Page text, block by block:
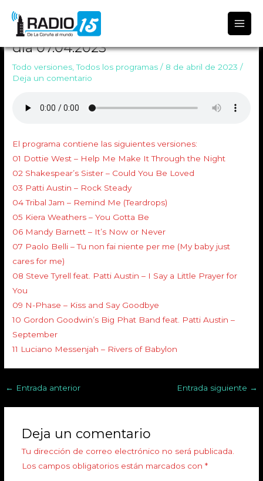
TODO VERSIONES 1638 Emitido el
día 07.04.2023
Todo versiones ,Todos los programas / 8 de abril de 2023/
Deja un comentario
El programa contiene las siguientes versiones:
01 Dottie West – Help Me Make It Through the Night
02 Shakespear’s Sister – Could You Be Loved
03 Patti Austin – Rock Steady
04 Tribal Jam – Remind Me (Teardrops)
05 Kiera Weathers – You Gotta Be
06 Mandy Barnett – It’s Now or Never
07 Paolo Belli – Tu non fai niente per me (My baby just
cares for me)
08 Steve Tyrell feat. Patti Austin – I Say a Little Prayer for
You
09 N-Phase – Kiss and Say Goodbye
10 Gordon Goodwin’s Big Phat Band feat. Patti Austin –
September
11 Luciano Messenjah – Rivers of Babylon
← Entrada anterior Entrada siguiente →
Deja un comentario
Tu dirección de correo electrónico no será publicada.
Los campos obligatorios están marcados con *